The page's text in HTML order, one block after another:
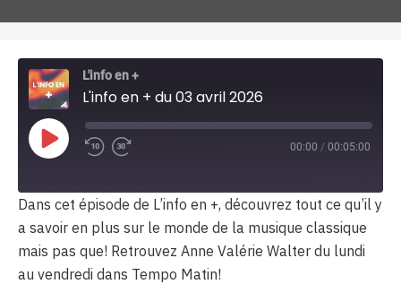
L'info en +
L'info en + du 03 avril 2026
Play
Episode
00:00 / 00:05:00
Dans cet épisode de L’info en +, découvrez tout ce qu’il y
a savoir en plus sur le monde de la musique classique
mais pas que! Retrouvez Anne Valérie Walter du lundi
au vendredi dans Tempo Matin!